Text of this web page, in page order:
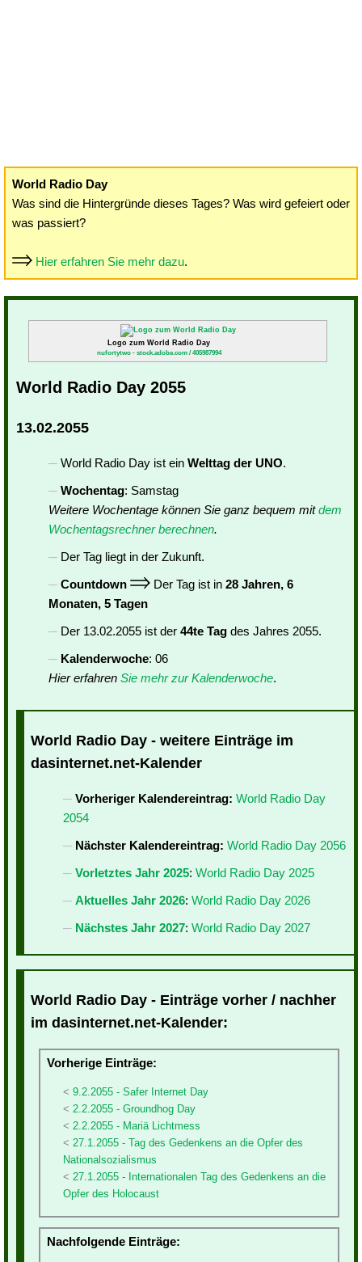
World Radio Day
Was sind die Hintergründe dieses Tages? Was wird gefeiert oder
was passiert?
Hier erfahren Sie mehr dazu.
Logo zum World Radio Day
nufortytwo - stock.adobe.com / 405987994
World Radio Day 2055
13.02.2055
World Radio Day ist ein Welttag der UNO.
Wochentag: Samstag
Weitere Wochentage können Sie ganz bequem mitdem
Wochentagsrechner berechnen.
Der Tag liegt in der Zukunft.
Countdown
Der Tag ist in 28 Jahren, 6
Monaten, 5 Tagen
Der 13.02.2055 ist der 44te Tag des Jahres 2055.
Kalenderwoche: 06
Hier erfahren Sie mehr zur Kalenderwoche.
World Radio Day - weitere Einträge im
dasinternet.net-Kalender
Vorheriger Kalendereintrag: World Radio Day
2054
Nächster Kalendereintrag: World Radio Day 2056
Vorletztes Jahr 2025: World Radio Day 2025
Aktuelles Jahr 2026: World Radio Day 2026
Nächstes Jahr 2027: World Radio Day 2027
World Radio Day - Einträge vorher / nachher
im dasinternet.net-Kalender:
Vorherige Einträge:
9.2.2055 - Safer Internet Day
2.2.2055 - Groundhog Day
2.2.2055 - Mariä Lichtmess
27.1.2055 - Tag des Gedenkens an die Opfer des
Nationalsozialismus
27.1.2055 - Internationalen Tag des Gedenkens an die
Opfer des Holocaust
Nachfolgende Einträge: